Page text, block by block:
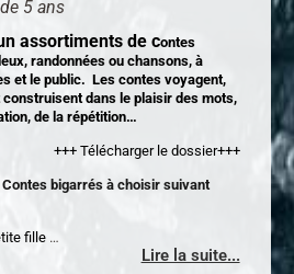
5 ans
assortiments de contes
randonnées ou chansons, à
et le public. Les contes voyagent,
construisent dans le plaisir des mots,
de la répétition…
+++ Télécharger le dossier+++
bigarrés à choisir suivant
fille …
Lire la suite...